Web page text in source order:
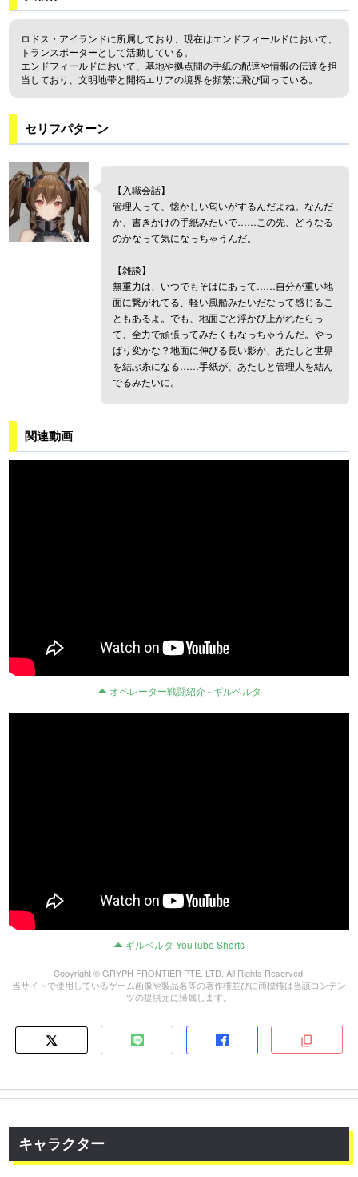
ロドス・アイランドに所属しており、現在はエンドフィールドにおいて、
トランスポーターとして活動している。
エンドフィールドにおいて、基地や拠点間の手紙の配達や情報の伝達を担
当しており、文明地帯と開拓エリアの境界を頻繁に飛び回っている。
セリフパターン
【入職会話】
管理人って、懐かしい匂いがするんだよね。なんだ
か、書きかけの手紙みたいで……この先、どうなる
のかなって気になっちゃうんだ。
【雑談】
無重力は、いつでもそばにあって……自分が重い地
面に繋がれてる、軽い風船みたいだなって感じるこ
ともあるよ。でも、地面ごと浮かび上がれたらっ
て、全力で頑張ってみたくもなっちゃうんだ。やっ
ぱり変かな？地面に伸びる長い影が、あたしと世界
を結ぶ糸になる……手紙が、あたしと管理人を結ん
でるみたいに。
関連動画
オペレーター戦闘紹介 - ギルベルタ
ギルベルタ YouTube Shorts
Copyright © GRYPH FRONTIER PTE. LTD. All Rights Reserved.
当サイトで使用しているゲーム画像や製品名等の著作権並びに商標権は当該コンテン
ツの提供元に帰属します。
キャラクター